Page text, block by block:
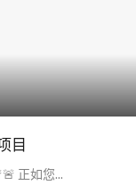
目
正如您...